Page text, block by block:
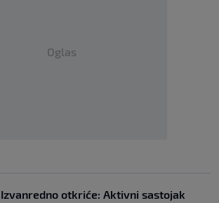
Oglas
Izvanredno otkriće: Aktivni sastojak